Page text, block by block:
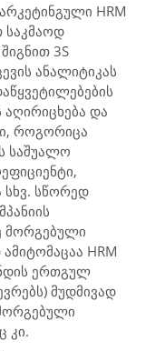
HRM
საკმაოდ
3S
ანალიტიკას
აღირიცხება და
როგორიცა
საშუალო
სხვ. სწორედ
მორგებული
HRM
ერთგულ
მუდმივად
კი.